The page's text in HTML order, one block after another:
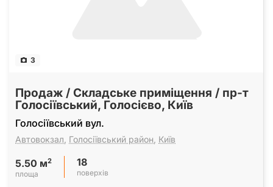
3
Продаж / Складське приміщення / пр-т
Голосіївський, Голосієво, Київ
Голосіївський вул.
Автовокзал Голосіївський район Київ
5.50 м2
площа
18
поверхів